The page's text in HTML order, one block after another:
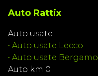
Auto Rattix
Auto usate
• Auto usate Lecco
• Auto usate Bergamo
Auto km 0